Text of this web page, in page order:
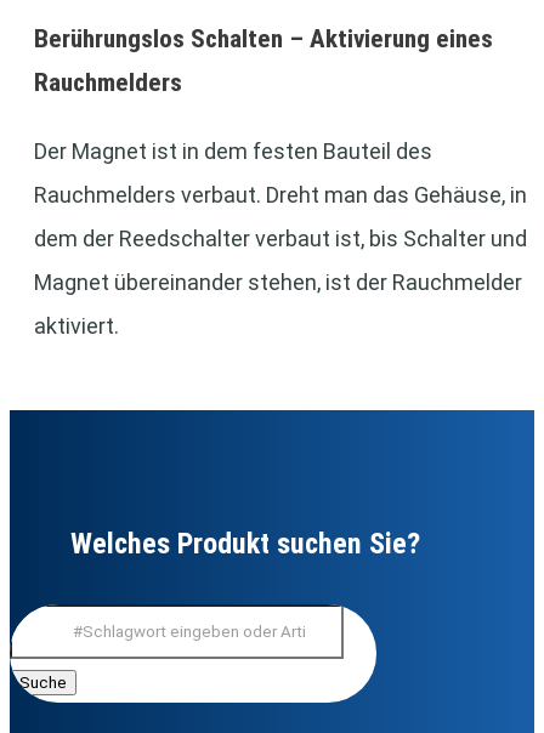
Berührungslos Schalten – Aktivierung eines
Rauchmelders
Der Magnet ist in dem festen Bauteil des
Rauchmelders verbaut. Dreht man das Gehäuse, in
dem der Reedschalter verbaut ist, bis Schalter und
Magnet übereinander stehen, ist der Rauchmelder
aktiviert.
Welches Produkt suchen Sie?
Suchen
nach: